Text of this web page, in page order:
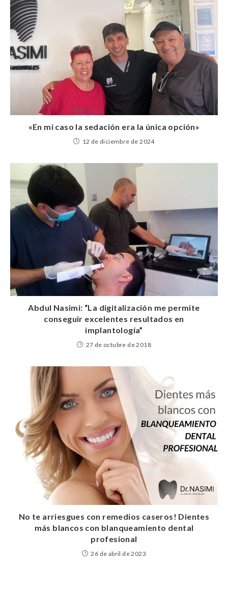
«En mi caso la sedación era la única opción»
12 de diciembre de 2024
Abdul Nasimi: “La digitalización me permite
conseguir excelentes resultados en
implantología”
27 de octubre de 2018
No te arriesgues con remedios caseros! Dientes
más blancos con blanqueamiento dental
profesional
26 de abril de 2023